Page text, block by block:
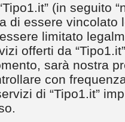
(in seguito
di essere
limitato
offerti da
sarà nostra
con
di “Tipo1.it”